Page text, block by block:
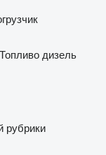
Топливо дизель
рубрики